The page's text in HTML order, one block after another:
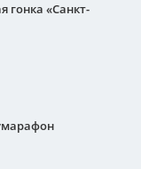
гонка «Санкт-